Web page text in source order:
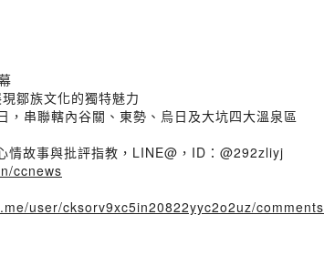
鄒族文化的獨特魅力
串聯轄內谷關、東勢、烏日及大坑四大溫泉區
情故事與批評指教，LINE@，ID：@292zliyj
ccnews
user/cksorv9xc5in20822yyc2o2uz/comments